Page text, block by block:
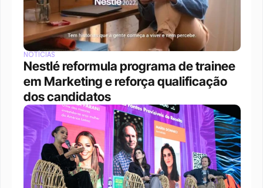
NOTÍCIAS
Nestlé reformula programa de trainee
em Marketing e reforça qualificação
dos candidatos